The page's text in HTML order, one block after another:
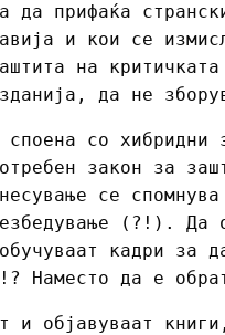
да прифаќа
и кои се
на
да не
споена со
закон за
се
(?!). Да
кадри за
Наместо да е
и објавуваат